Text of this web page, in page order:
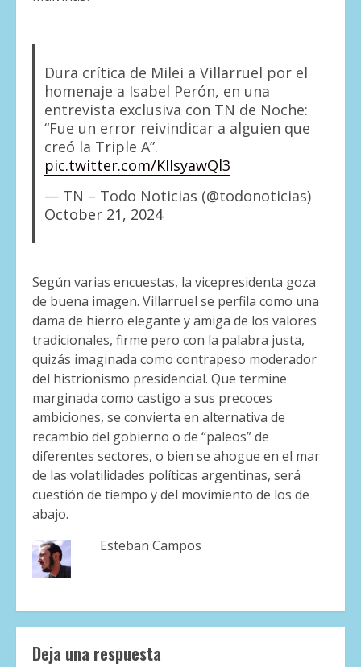
Dura crítica de Milei a Villarruel por el
homenaje a Isabel Perón, en una
entrevista exclusiva con TN de Noche:
“Fue un error reivindicar a alguien que
creó la Triple A”.
pic.twitter.com/KIIsyawQl3
— TN – Todo Noticias (@todonoticias)
October 21, 2024
Según varias encuestas, la vicepresidenta goza
de buena imagen. Villarruel se perfila como una
dama de hierro elegante y amiga de los valores
tradicionales, firme pero con la palabra justa,
quizás imaginada como contrapeso moderador
del histrionismo presidencial. Que termine
marginada como castigo a sus precoces
ambiciones, se convierta en alternativa de
recambio del gobierno o de “paleos” de
diferentes sectores, o bien se ahogue en el mar
de las volatilidades políticas argentinas, será
cuestión de tiempo y del movimiento de los de
abajo.
Esteban Campos
Deja una respuesta